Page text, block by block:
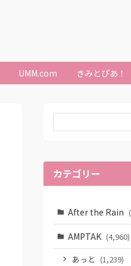
UMM.com きみとぴあ！
カテゴリー
After the Rain
AMPTAK (4,960)
あっと (1,239)